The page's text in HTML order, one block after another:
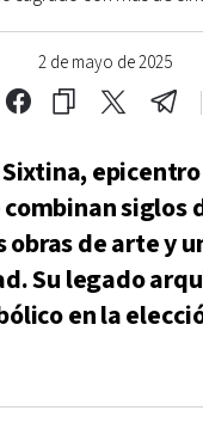
2 de mayo de 2025
Sixtina,
combinan siglos
obras de arte y
Su legado
en la